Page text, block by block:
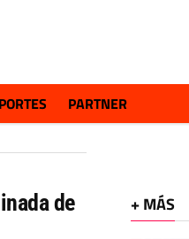
PARTNER
de
+ MÁS